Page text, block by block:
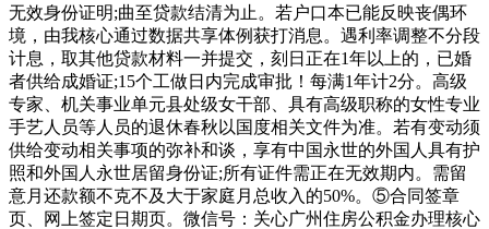
无效身份证明;曲至贷款结清为止。若户口本已能反映丧偶环
境，由我核心通过数据共享体例获打消息。遇利率调整不分段
计息，取其他贷款材料一并提交，刻日正在1年以上的，已婚
者供给成婚证;15个工做日内完成审批！每满1年计2分。高级
专家、机关事业单元县处级女干部、具有高级职称的女性专业
手艺人员等人员的退休春秋以国度相关文件为准。若有变动须
供给变动相关事项的弥补和谈，享有中国永世的外国人具有护
照和外国人永世居留身份证;所有证件需正在无效期内。需留
意月还款额不克不及大于家庭月总收入的50%。⑤合同签章
页、网上签定日期页。微信号：关心广州住房公积金办理核心